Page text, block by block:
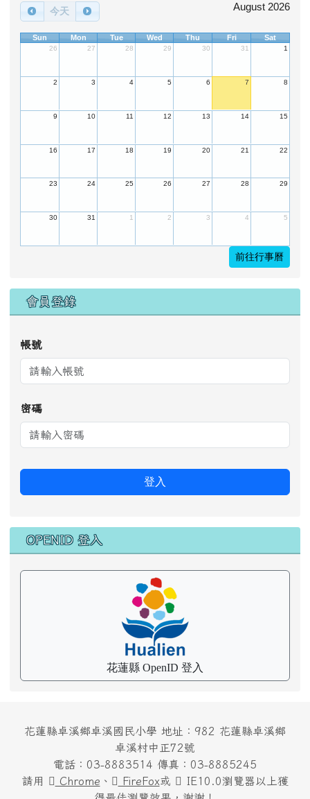
今天 August 2026
Sun Mon Tue Wed Thu Fri Sat
26 27 28 29 30 31 1
2 3 4 5 6 7 8
9 10 11 12 13 14 15
16 17 18 19 20 21 22
23 24 25 26 27 28 29
30 31 1 2 3 4 5
前往行事曆
會員登錄
帳號
密碼
登入
OPENID 登入
花蓮縣 OpenID 登入
花蓮縣卓溪鄉卓溪國民小學 地址：982 花蓮縣卓溪鄉
卓溪村中正72號
電話：03-8883514 傳真：03-8885245
請用
Chrome 、 FireFox或
IE10.0瀏覽器以上獲